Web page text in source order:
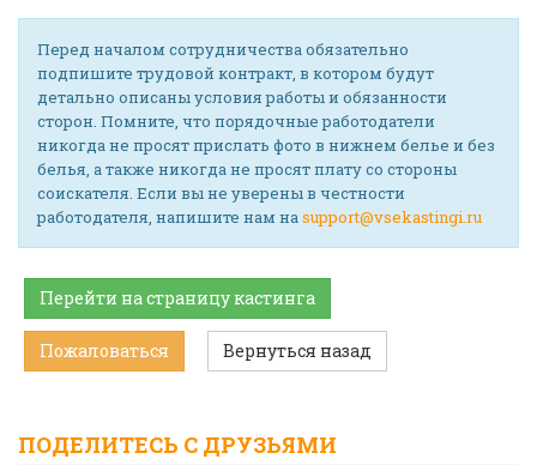
Перед началом сотрудничества обязательно
подпишите трудовой контракт, в котором будут
детально описаны условия работы и обязанности
сторон. Помните, что порядочные работодатели
никогда не просят прислать фото в нижнем белье и без
белья, а также никогда не просят плату со стороны
соискателя. Если вы не уверены в честности
работодателя, напишите нам наsupport@vsekastingi.ru
Перейти на страницу кастинга
Пожаловаться Вернуться назад
ПОДЕЛИТЕСЬ С ДРУЗЬЯМИ